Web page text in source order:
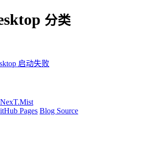
分类
启动失败
NexT.Mist
Pages Blog Source